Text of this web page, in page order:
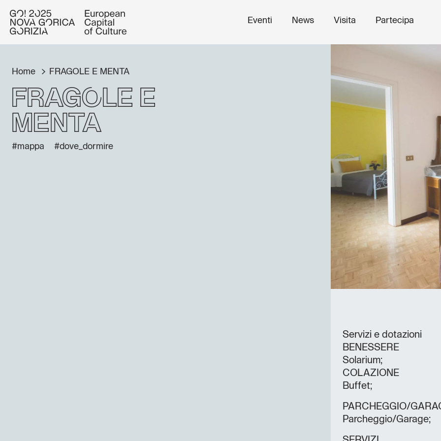
Eventi News Visita Partecipa
Home FRAGOLE E MENTA
FRAGOLE E
MENTA
#mappa #dove_dormire
Servizi e dotazioni
BENESSERE
Solarium;
COLAZIONE
Buffet;
PARCHEGGIO/
Parcheggio/Garage;